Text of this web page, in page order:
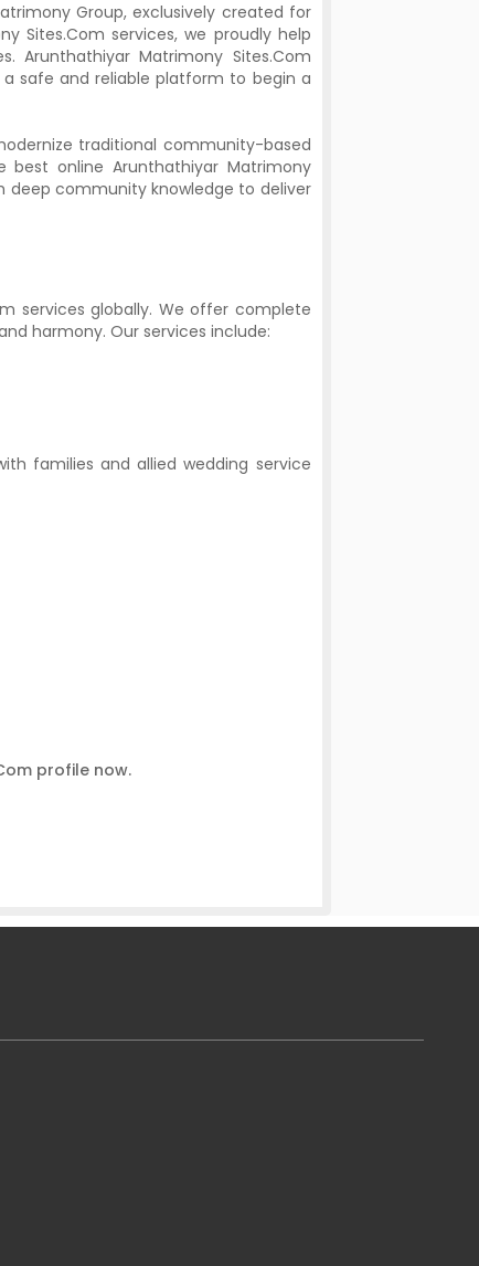
Group, exclusively created for
Sites.Com services, we proudly help
Matrimony Sites.Com
safe and reliable platform to begin a
traditional community-based
online Arunthathiyar Matrimony
deep community knowledge to deliver
services globally. We offer complete
harmony. Our services include:
families and allied wedding service
profile now.